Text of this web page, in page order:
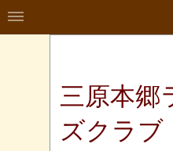
三原本郷
ズクラブ